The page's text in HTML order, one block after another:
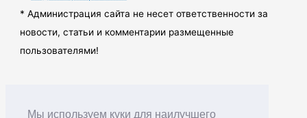
Мы используем куки для наилучшего
* Администрация сайта не несет ответственности за
новости, статьи и комментарии размещенные
пользователями!